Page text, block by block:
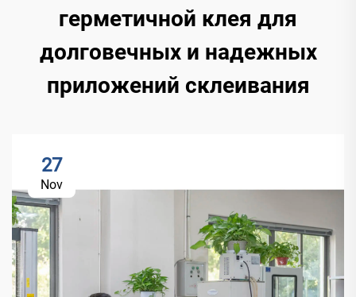
герметичной клея для
долговечных и надежных
приложений склеивания
27
Nov